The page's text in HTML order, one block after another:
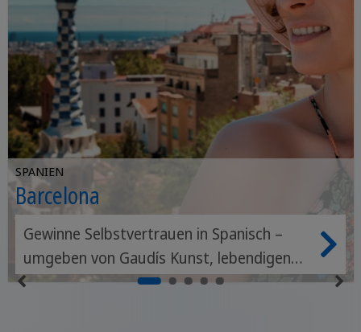
SPANIEN
Barcelona
Gewinne Selbstvertrauen in Spanisch –
umgeben von Gaudís Kunst, lebendigen
Barrios und mediterranem Lebensgefühl.